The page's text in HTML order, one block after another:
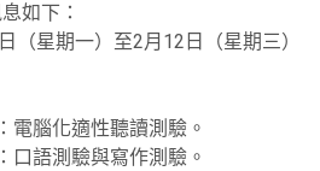
如下：
（星期一）至2月12日（星期三）
電腦化適性聽讀測驗。
口語測驗與寫作測驗。